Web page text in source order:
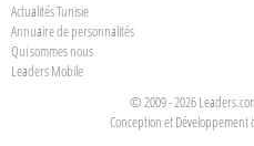
Actualités Tunisie
Annuaire de personnalités
Qui sommes nous
Leaders Mobile
© 2009 - 2026
Conception et